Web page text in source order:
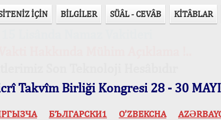
İÇİN BİLGİLER SÜÂL - CEVÂB KİTÂBLAR
Takvîm Birliği Kongresi 28 - 30
БЪЛГАРСКИ1 O’ZBEKCHA